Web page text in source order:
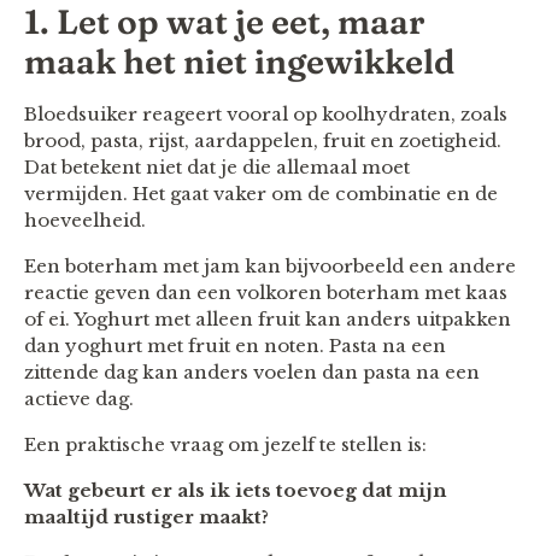
1. Let op wat je eet, maar
maak het niet ingewikkeld
Bloedsuiker reageert vooral op koolhydraten, zoals
brood, pasta, rijst, aardappelen, fruit en zoetigheid.
Dat betekent niet dat je die allemaal moet
vermijden. Het gaat vaker om de combinatie en de
hoeveelheid.
Een boterham met jam kan bijvoorbeeld een andere
reactie geven dan een volkoren boterham met kaas
of ei. Yoghurt met alleen fruit kan anders uitpakken
dan yoghurt met fruit en noten. Pasta na een
zittende dag kan anders voelen dan pasta na een
actieve dag.
Een praktische vraag om jezelf te stellen is:
Wat gebeurt er als ik iets toevoeg dat mijn
maaltijd rustiger maakt?